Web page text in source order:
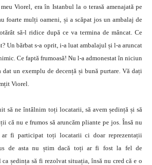
Viorel, era în Istanbul la o terasă amenajată pe
foarte mulți oameni, și a scăpat jos un ambalaj de
să-l ridice după ce va termina de mâncat. Ce
Un bărbat s-a oprit, i-a luat ambalajul și l-a aruncat
Ce faptă frumoasă! Nu l-a admonestat în niciun
un exemplu de decență și bună purtare. Vă dați
Viorel.
să ne întâlnim toți locatarii, să avem ședință și să
că nu e frumos să aruncăm pliante pe jos. Însă nu
ar fi participat toți locatarii ci doar reprezentații
de asta nu știm dacă toți ar fi fost la fel de
ședința să fi rezolvat situația, însă nu cred că e o